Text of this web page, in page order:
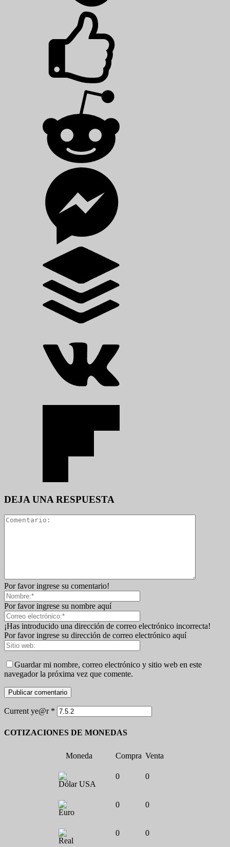
DEJA UNA RESPUESTA
Por favor ingrese su comentario!
Por favor ingrese su nombre aquí
¡Has introducido una dirección de correo electrónico incorrecta!
Por favor ingrese su dirección de correo electrónico aquí
Guardar mi nombre, correo electrónico y sitio web en este
navegador la próxima vez que comente.
Current ye@r *
COTIZACIONES DE MONEDAS
Moneda Compra Venta
Dólar USA
0 0
Euro
0 0
Real
0 0